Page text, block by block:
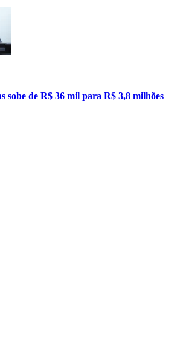
sobe de R$ 36 mil para R$ 3,8 milhões